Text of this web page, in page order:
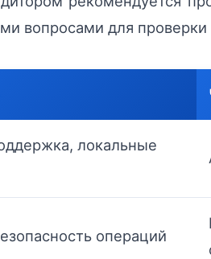
вопросами для
локальные
операций